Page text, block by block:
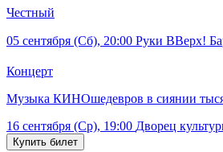
Честный
05 сентября (Сб), 20:00 Руки ВВерх!
Концерт
Музыка КИНОшедевров в сиянии
16 сентября (Ср), 19:00 Дворец